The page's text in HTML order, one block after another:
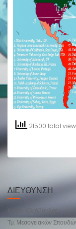
21500 total
ΔΙΕΥΘΥΝΣΗ
Κτίριο Κλεόβουλος
Τμ. Μεσογειακών